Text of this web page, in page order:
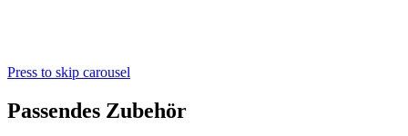
Press to skip carousel
Passendes Zubehör